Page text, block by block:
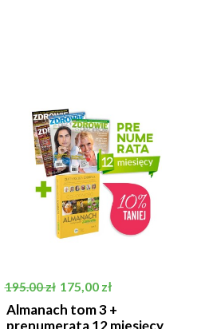
Cena podstawowa
195.00 zł Cena
175,00 zł
Almanach tom 3 +
prenumerata 12 miesięcy